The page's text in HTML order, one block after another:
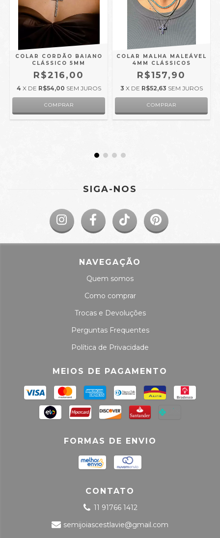
COLAR CORDÃO BAIANO
CLÁSSICO 5MM
R$216,00
4 X DE R$54,00 SEM JUROS
COLAR MALHA MALEÁVEL
4MM CLÁSSICOS
R$157,90
3 X DE R$52,63 SEM JUROS
SIGA-NOS
NAVEGAÇÃO
Quem somos
Como comprar
Trocas e Devoluções
Perguntas Frequentes
Política de Privacidade
MEIOS DE PAGAMENTO
FORMAS DE ENVIO
CONTATO
11 91766 1412
semijoiascestlavie@gmail.com